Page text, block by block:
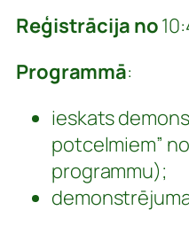
Reģistrācija no
Programmā:
ieskats
potcelmiem”
programmu);